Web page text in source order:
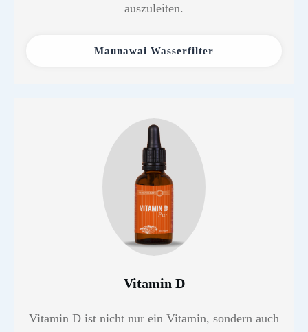
auszuleiten.
Maunawai Wasserfilter
Vitamin D
Vitamin D ist nicht nur ein Vitamin, sondern auch